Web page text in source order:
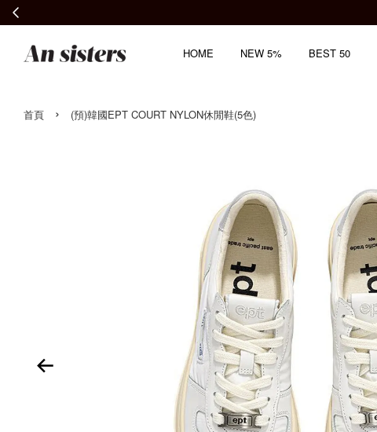
HOME NEW 5% BEST 50
首頁 › (預)韓國EPT COURT NYLON休閒鞋(5色)